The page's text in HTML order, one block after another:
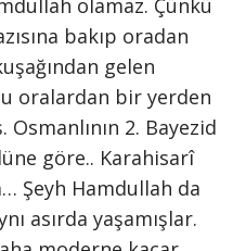
olamaz. Çünkü
bakıp oradan
gelen
oralardan bir yerden
2. Bayezid
göre.. Karahisarî
Şeyh Hamdullah da
asırda yaşamışlar.